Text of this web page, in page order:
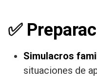
✅
Simulacros
situaciones de